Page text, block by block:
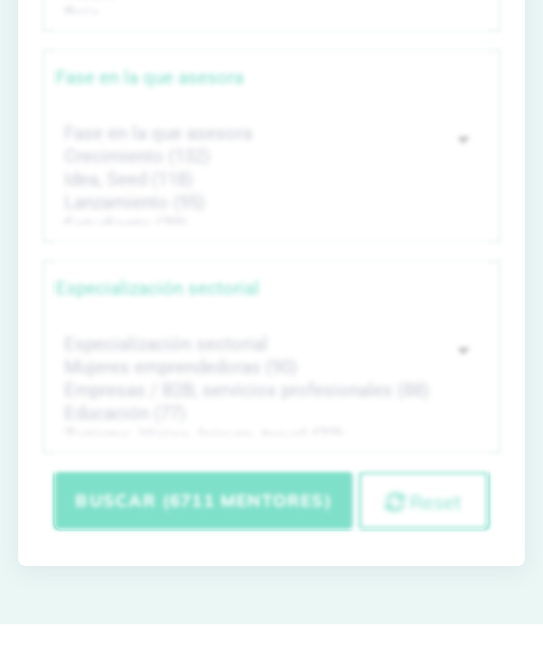
Fase en la que asesora
Especialización sectorial
BUSCAR (6711 MENTORES) Reset